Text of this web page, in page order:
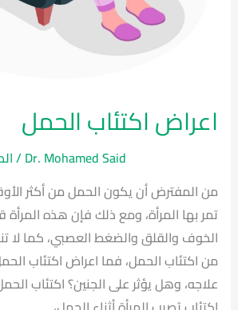
اعراض اكتئاب الحمل
/Dr. Mohamed Said
من المفترض أن يكون الحمل من أكثر
تمر بها المرأة، ومع ذلك فإن هذه
الخوف والقلق والضغط العصبي، كما لا
من اكتئاب الحمل، فما اعراض اكتئاب
علاجه، وهل يؤثر على الجنين؟ اكتئاب